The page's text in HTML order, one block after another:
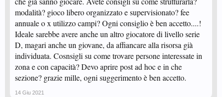
modalità? gioco libero organizzato e supervisionato? fee
annuale o x utilizzo campi? Ogni consiglio è ben accetto....!
Ideale sarebbe avere anche un altro giocatore di livello serie
D, magari anche un giovane, da affiancare alla risorsa già
individuata. Cosnsigli su come trovare persone interessate in
zona e con capacità? Devo aprire post ad hoc e in che
sezione? grazie mille, ogni suggerimento è ben accetto.
14 Giu 2021